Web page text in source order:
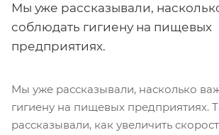
Мы уже рассказывали,
соблюдать гигиену на пищевых
предприятиях.
Мы уже рассказывали, насколько
гигиену на пищевых предприятиях.
рассказывали, как увеличить